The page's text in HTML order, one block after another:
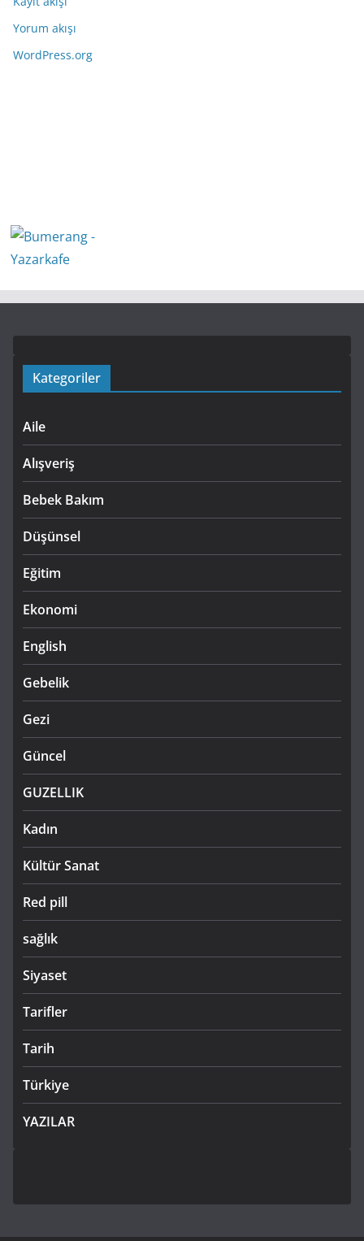
Yorum akışı
WordPress.org
Kategoriler
Aile
Alışveriş
Bebek Bakım
Düşünsel
Eğitim
Ekonomi
English
Gebelik
Gezi
Güncel
GUZELLIK
Kadın
Kültür Sanat
Red pill
sağlık
Siyaset
Tarifler
Tarih
Türkiye
YAZILAR